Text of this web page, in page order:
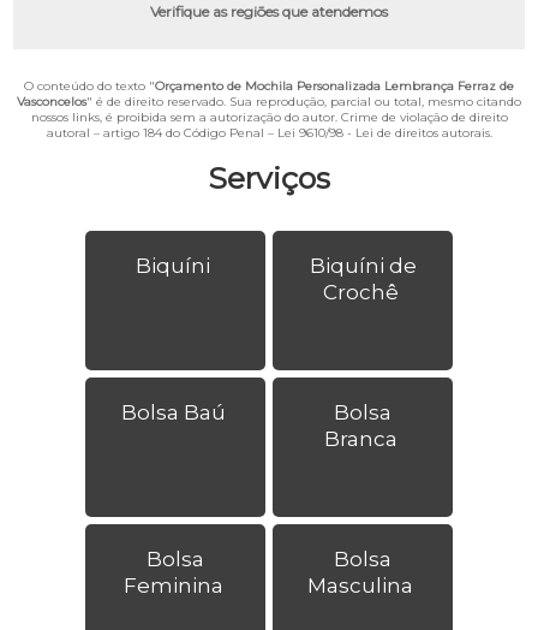
Serviços
Biquíni
Biquíni de
Crochê
Bolsa Baú
Bolsa
Branca
Bolsa
Feminina
Bolsa
Masculina
Verifique as regiões que atendemos
O conteúdo do texto "Orçamento de Mochila Personalizada Lembrança Ferraz de
Vasconcelos" é de direito reservado. Sua reprodução, parcial ou total, mesmo citando
nossos links, é proibida sem a autorização do autor. Crime de violação de direito
autoral – artigo 184 do Código Penal – Lei 9610/98 - Lei de direitos autorais.